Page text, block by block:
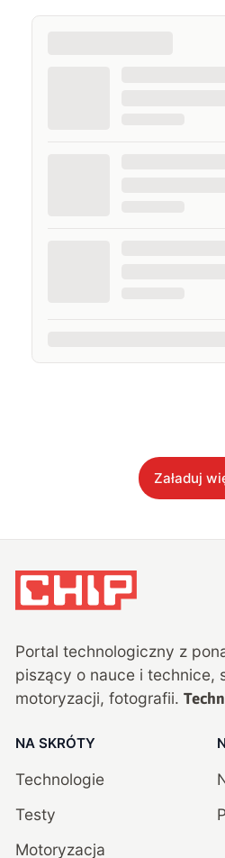
Załaduj
Portal technologiczny z
piszący o nauce i technice,
motoryzacji, fotografii.
NA SKRÓTY
Technologie
Testy
Motoryzacja